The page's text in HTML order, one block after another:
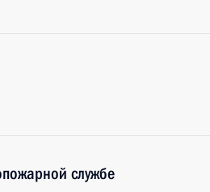
службе